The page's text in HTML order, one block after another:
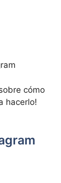
cómo‍
hacerlo!